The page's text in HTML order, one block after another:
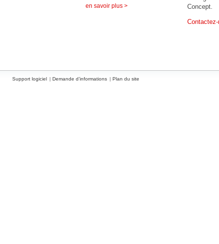
en savoir plus >
Concept.
Support logiciel Demande d’informations Plan du site